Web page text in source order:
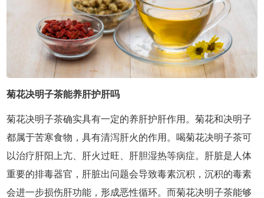
菊花决明子茶能养肝护肝吗
菊花决明子茶确实具有一定的养肝护肝作用。菊花和决明子
都属于苦寒食物，具有清泻肝火的作用。喝菊花决明子茶可
以治疗肝阳上亢、肝火过旺、肝胆湿热等病症。肝脏是人体
重要的排毒器官，肝脏出问题会导致毒素沉积，沉积的毒素
会进一步损伤肝功能，形成恶性循环。而菊花决明子茶能够